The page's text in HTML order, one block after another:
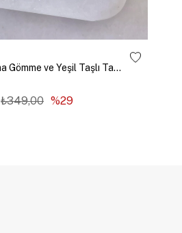
Altın Kaplama Gömme ve Yeşil Taşlı Tasarım Küpe Gümüş
₺349,00 %29